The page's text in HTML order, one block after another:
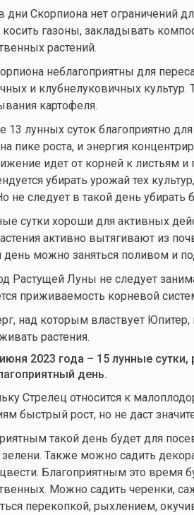
дни Скорпиона нет ограничений
газоны, закладывать
растений.
неблагоприятны для
и клубнелуковичных культур.
картофеля.
13 лунных суток благоприятно
пике роста, и энергия
идет от корней к листьям
убирать урожай тех
не следует в такой день убирать
сутки хороши для активных
активно вытягивают из
день можно заняться поливом и
Растущей Луны не следует
приживаемость корневой
над которым властвует
растения.
2023 года – 15 лунные
день.
Стрелец относится к
быстрый рост, но не даст
такой день будет для
зелени. Также можно садить
цвести. Благоприятным это время
Можно садить черенки,
перекопкой, рыхлением,